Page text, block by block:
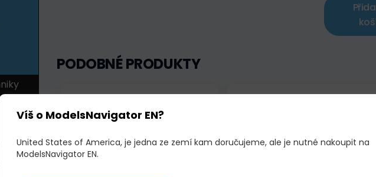
PODOBNÉ PRODUKTY
Skladem Akce Skladem
Víš o ModelsNavigator EN?
United States of America, je jedna ze zemí kam doručujeme, ale je nutné nakoupit na
ModelsNavigator EN.